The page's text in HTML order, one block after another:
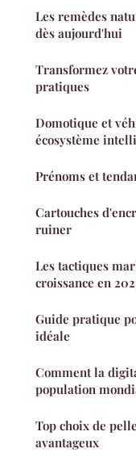
Les remèdes
dès aujourd'hui
Transformez
pratiques
Domotique et
écosystème
Prénoms et
Cartouches
ruiner
Les tactiques
croissance en
Guide pratique
idéale
Comment la
population
Top choix de
avantageux